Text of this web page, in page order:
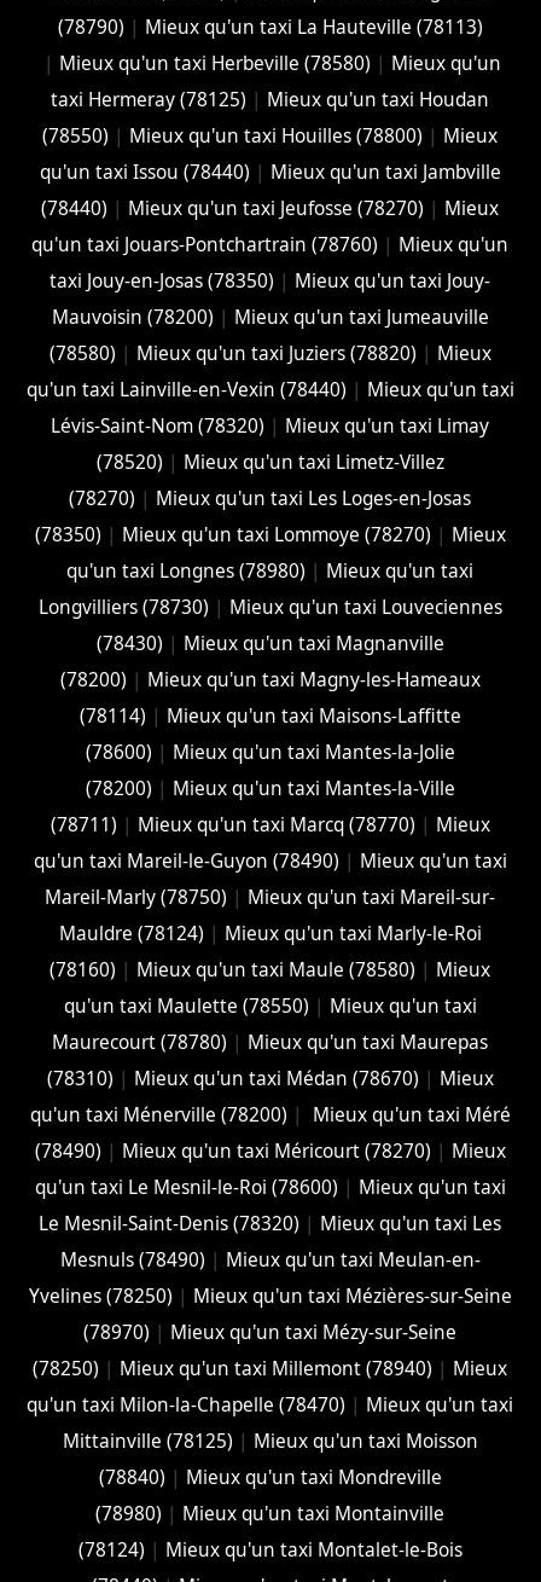
(78790) | Mieux qu'un taxi La Hauteville (78113)
| Mieux qu'un taxi Herbeville (78580) | Mieux qu'un
taxi Hermeray (78125) | Mieux qu'un taxi Houdan
(78550) | Mieux qu'un taxi Houilles (78800) | Mieux
qu'un taxi Issou (78440) | Mieux qu'un taxi Jambville
(78440) | Mieux qu'un taxi Jeufosse (78270) | Mieux
qu'un taxi Jouars-Pontchartrain (78760) | Mieux qu'un
taxi Jouy-en-Josas (78350) | Mieux qu'un taxi Jouy-
Mauvoisin (78200) | Mieux qu'un taxi Jumeauville
(78580) | Mieux qu'un taxi Juziers (78820) | Mieux
qu'un taxi Lainville-en-Vexin (78440) | Mieux qu'un taxi
Lévis-Saint-Nom (78320) | Mieux qu'un taxi Limay
(78520) | Mieux qu'un taxi Limetz-Villez
(78270) | Mieux qu'un taxi Les Loges-en-Josas
(78350) | Mieux qu'un taxi Lommoye (78270) | Mieux
qu'un taxi Longnes (78980) | Mieux qu'un taxi
Longvilliers (78730) | Mieux qu'un taxi Louveciennes
(78430) | Mieux qu'un taxi Magnanville
(78200) | Mieux qu'un taxi Magny-les-Hameaux
(78114) | Mieux qu'un taxi Maisons-Laffitte
(78600) | Mieux qu'un taxi Mantes-la-Jolie
(78200) | Mieux qu'un taxi Mantes-la-Ville
(78711) | Mieux qu'un taxi Marcq (78770) | Mieux
qu'un taxi Mareil-le-Guyon (78490) | Mieux qu'un taxi
Mareil-Marly (78750) | Mieux qu'un taxi Mareil-sur-
Mauldre (78124) | Mieux qu'un taxi Marly-le-Roi
(78160) | Mieux qu'un taxi Maule (78580) | Mieux
qu'un taxi Maulette (78550) | Mieux qu'un taxi
Maurecourt (78780) | Mieux qu'un taxi Maurepas
(78310) | Mieux qu'un taxi Médan (78670) | Mieux
qu'un taxi Ménerville (78200) |
Mieux qu'un taxi Méré
(78490) | Mieux qu'un taxi Méricourt (78270) | Mieux
qu'un taxi Le Mesnil-le-Roi (78600) | Mieux qu'un taxi
Le Mesnil-Saint-Denis (78320) | Mieux qu'un taxi Les
Mesnuls (78490) | Mieux qu'un taxi Meulan-en-
Yvelines (78250) | Mieux qu'un taxi Mézières-sur-Seine
(78970) | Mieux qu'un taxi Mézy-sur-Seine
(78250) | Mieux qu'un taxi Millemont (78940) | Mieux
qu'un taxi Milon-la-Chapelle (78470) | Mieux qu'un taxi
Mittainville (78125) | Mieux qu'un taxi Moisson
(78840) | Mieux qu'un taxi Mondreville
(78980) | Mieux qu'un taxi Montainville
(78124) | Mieux qu'un taxi Montalet-le-Bois